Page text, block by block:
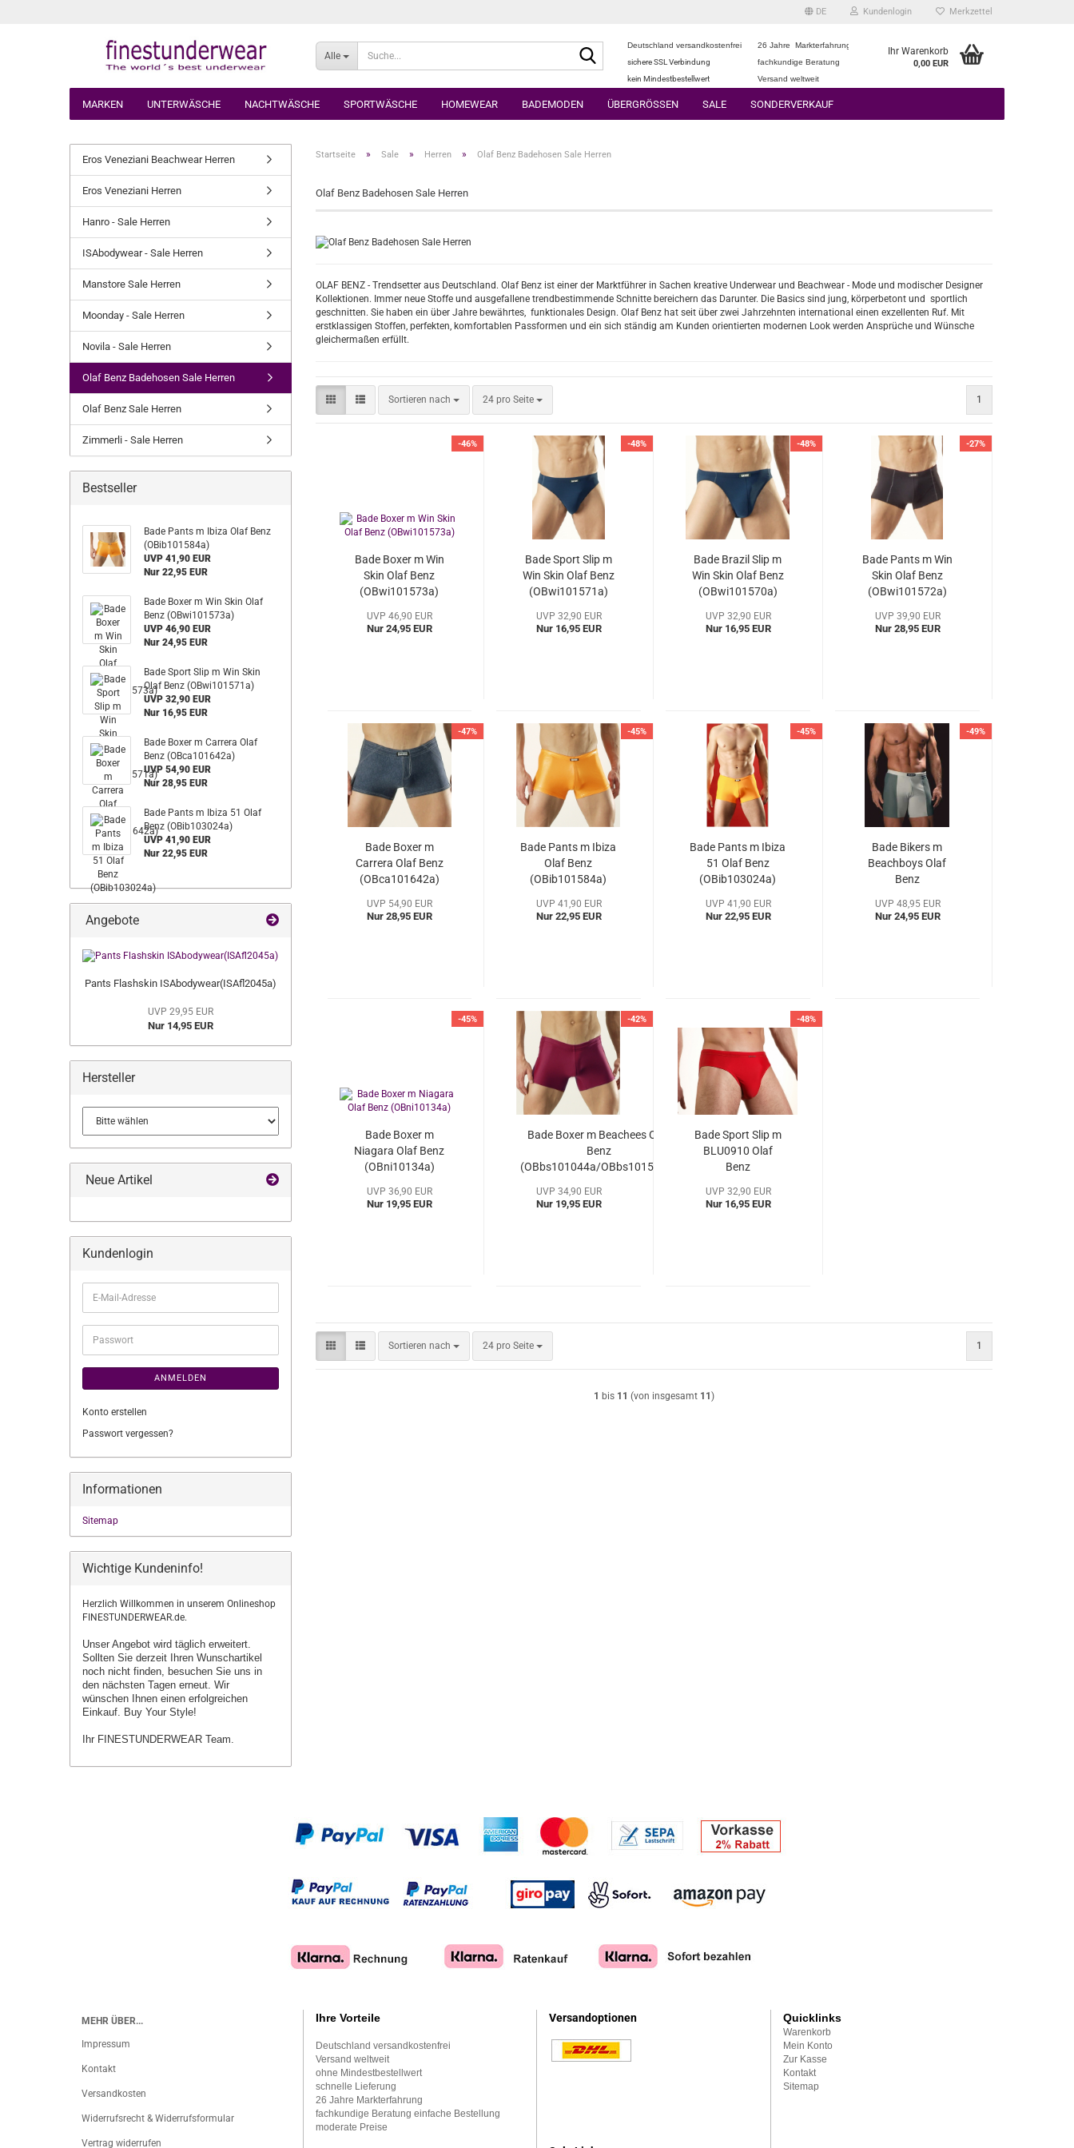
DE Kundenlogin Merkzettel
Alle
Suche...Deutschland versandkostenfrei
26 Jahre Markterfahrung
sichere SSL Verbindung
fachkundige Beratung
kein Mindestbestellwert
Versand weltweit
Ihr Warenkorb
0,00 EUR
MARKEN UNTERWÄSCHE NACHTWÄSCHE SPORTWÄSCHE HOMEWEAR BADEMODEN ÜBERGRÖSSEN SALE SONDERVERKAUF
Startseite » Sale » Herren » Olaf Benz Badehosen Sale Herren
Olaf Benz Badehosen Sale Herren
OLAF BENZ - Trendsetter aus Deutschland. Olaf Benz ist einer der Marktführer in Sachen kreative Underwear und Beachwear - Mode und modischer Designer
Kollektionen. Immer neue Stoffe und ausgefallene trendbestimmende Schnitte bereichern das Darunter. Die Basics sind jung, körperbetont und sportlich
geschnitten. Sie haben ein über Jahre bewährtes, funktionales Design. Olaf Benz hat seit über zwei Jahrzehnten international einen exzellenten Ruf. Mit
erstklassigen Stoffen, perfekten, komfortablen Passformen und ein sich ständig am Kunden orientierten modernen Look werden Ansprüche und Wünsche
gleichermaßen erfüllt.
Sortieren nach
Sortieren nach 24 pro Seite
pro Seite 1
-46%
Bade Boxer m Win
Skin Olaf Benz
(OBwi101573a)
UVP 46,90 EUR
Nur 24,95 EUR
-48%
Bade Sport Slip m
Win Skin Olaf Benz
(OBwi101571a)
UVP 32,90 EUR
Nur 16,95 EUR
-48%
Bade Brazil Slip m
Win Skin Olaf Benz
(OBwi101570a)
UVP 32,90 EUR
Nur 16,95 EUR
-27%
Bade Pants m Win
Skin Olaf Benz
(OBwi101572a)
UVP 39,90 EUR
Nur 28,95 EUR
-47%
Bade Boxer m
Carrera Olaf Benz
(OBca101642a)
UVP 54,90 EUR
Nur 28,95 EUR
-45%
Bade Pants m Ibiza
Olaf Benz
(OBib101584a)
UVP 41,90 EUR
Nur 22,95 EUR
-45%
Bade Pants m Ibiza
51 Olaf Benz
(OBib103024a)
UVP 41,90 EUR
Nur 22,95 EUR
-49%
Bade Bikers m
Beachboys Olaf
Benz
UVP 48,95 EUR
Nur 24,95 EUR
-45%
Bade Boxer m
Niagara Olaf Benz
(OBni10134a)
UVP 36,90 EUR
Nur 19,95 EUR
-42%
Bade Boxer m Beachees Olaf
Benz
(OBbs101044a/OBbs101564a)
UVP 34,90 EUR
Nur 19,95 EUR
-48%
Bade Sport Slip m
BLU0910 Olaf
Benz
UVP 32,90 EUR
Nur 16,95 EUR
Sortieren nach
Sortieren nach 24 pro Seite
pro Seite 1
1 bis 11 (von insgesamt 11 )
Eros Veneziani Beachwear Herren
Eros Veneziani Herren
Hanro - Sale Herren
ISAbodywear - Sale Herren
Manstore Sale Herren
Moonday - Sale Herren
Novila - Sale Herren
Olaf Benz Badehosen Sale Herren
Olaf Benz Sale Herren
Zimmerli - Sale Herren
Bestseller
Bade Pants m Ibiza Olaf Benz
(OBib101584a)
UVP 41,90 EUR
Nur 22,95 EUR
Bade Boxer m Win Skin Olaf
Benz (OBwi101573a)
UVP 46,90 EUR
Nur 24,95 EUR
Bade Sport Slip m Win Skin
Olaf Benz (OBwi101571a)
UVP 32,90 EUR
Nur 16,95 EUR
Bade Boxer m Carrera Olaf
Benz (OBca101642a)
UVP 54,90 EUR
Nur 28,95 EUR
Bade Pants m Ibiza 51 Olaf
Benz (OBib103024a)
UVP 41,90 EUR
Nur 22,95 EUR
Angebote
Pants Flashskin ISAbodywear(ISAfl2045a)
UVP 29,95 EUR
Nur 14,95 EUR
Hersteller
Neue Artikel
Kundenlogin
E-
Mail-
Adresse
Passwort
ANMELDEN
Konto erstellen
Passwort vergessen?
Informationen
Sitemap
Wichtige Kundeninfo!
Herzlich Willkommen in unserem Onlineshop
FINESTUNDERWEAR.de.
Unser Angebot wird täglich erweitert.
Sollten Sie derzeit Ihren Wunschartikel
noch nicht finden, besuchen Sie uns in
den nächsten Tagen erneut. Wir
wünschen Ihnen einen erfolgreichen
Einkauf. Buy Your Style!
Ihr FINESTUNDERWEAR Team.
MEHR ÜBER...
Impressum
Kontakt
Versandkosten
Widerrufsrecht & Widerrufsformular
Vertrag widerrufen
Ihre Vorteile
Deutschland versandkostenfrei
Versand weltweit
ohne Mindestbestellwert
schnelle Lieferung
26 Jahre Markterfahrung
fachkundige Beratung einfache Bestellung
moderate Preise
Versandoptionen Quicklinks
Warenkorb
Mein Konto
Zur Kasse
Kontakt
Sitemap